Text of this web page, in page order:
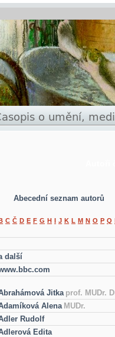
Abecední seznam autorů
C Č D E F G H I J K L M N O P Q
další
Jitka prof. MUDr.
Alena MUDr.
Rudolf
Edita